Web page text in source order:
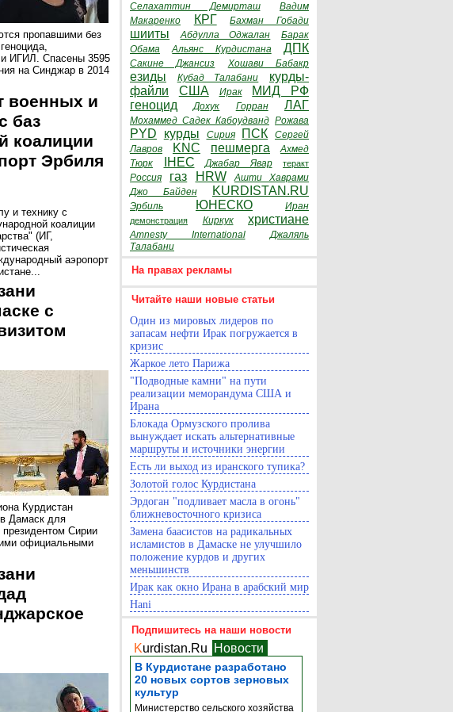
пропавшими без
ИГИЛ. Спасены 3595
на Синджар в 2014
военных и
баз
коалиции
Эрбиля
и технику с
коалиции
(ИГ,
аэропорт
с
Курдистан
Дамаск для
Сирии
официальными
Селахаттин Демирташ
Вадим
Макаренко
КРГ Бахман Гобади
шииты Абдулла Оджалан
Барак
Обама
Альянс Курдистана ДПК
Сакине Джансиз Хошави Бабакр
езиды Кубад Талабани
курды-
файли
США Ирак
МИД РФ
геноцид
Дохук Горран ЛАГ
Мохаммед Садек Кабоудванд Рожава
PYD курды Сирия ПСК
Сергей
Лавров
KNC пешмерга
Ахмед
Тюрк
IHEC Джабар Явар теракт
Россия газ HRW
Ашти Хаврами
Джо Байден
KURDISTAN.RU
Эрбиль ЮНЕСКО Иран
демонстрация Киркук христиане
Amnesty International
Джаляль
Талабани
На правах рекламы
Читайте наши новые статьи
Один из мировых лидеров по
запасам нефти Ирак погружается в
кризис
Жаркое лето Парижа
"Подводные камни" на пути
реализации меморандума США и
Ирана
Блокада Ормузского пролива
вынуждает искать альтернативные
маршруты и источники энергии
Есть ли выход из иранского тупика?
Золотой голос Курдистана
Эрдоган "подливает масла в огонь"
ближневосточного кризиса
Замена баасистов на радикальных
исламистов в Дамаске не улучшило
положение курдов и других
меньшинств
Ирак как окно Ирана в арабский мир
Hani
Подпишитесь на наши новости
Kurdistan.Ru Новости
В Курдистане разработано
20 новых сортов зерновых
культур
Министерство сельского хозяйства